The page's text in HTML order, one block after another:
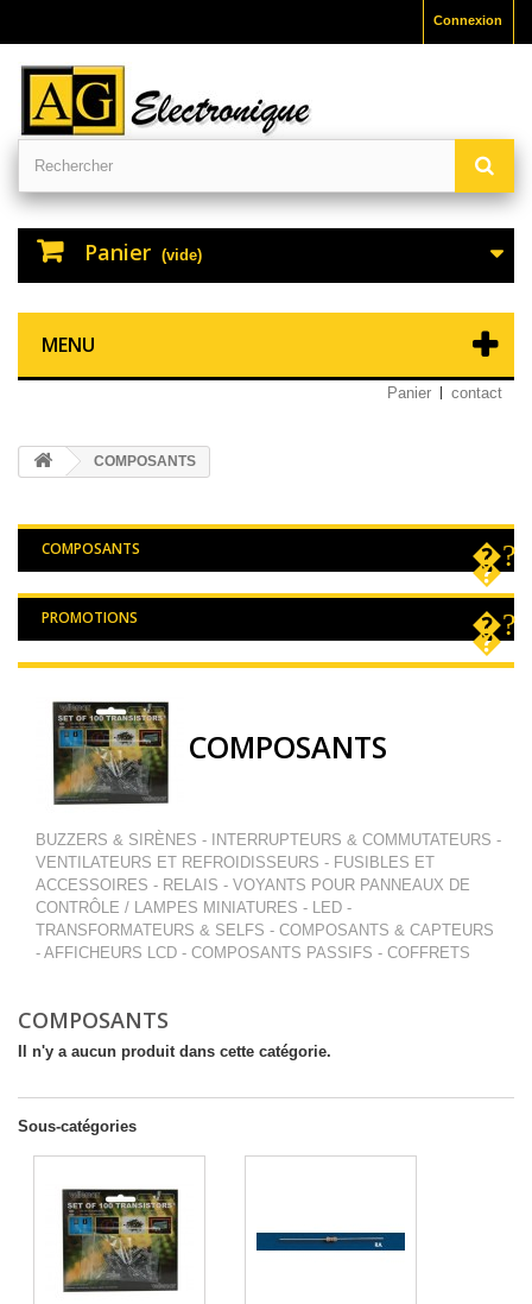
Connexion
Panier (vide)
MENU
Panier contact
COMPOSANTS
COMPOSANTS
PROMOTIONS
COMPOSANTS
BUZZERS & SIRÈNES - INTERRUPTEURS & COMMUTATEURS -
VENTILATEURS ET REFROIDISSEURS - FUSIBLES ET
ACCESSOIRES - RELAIS - VOYANTS POUR PANNEAUX DE
CONTRÔLE / LAMPES MINIATURES - LED -
TRANSFORMATEURS & SELFS - COMPOSANTS & CAPTEURS
- AFFICHEURS LCD - COMPOSANTS PASSIFS - COFFRETS
COMPOSANTS
Il n'y a aucun produit dans cette catégorie.
Sous-catégories